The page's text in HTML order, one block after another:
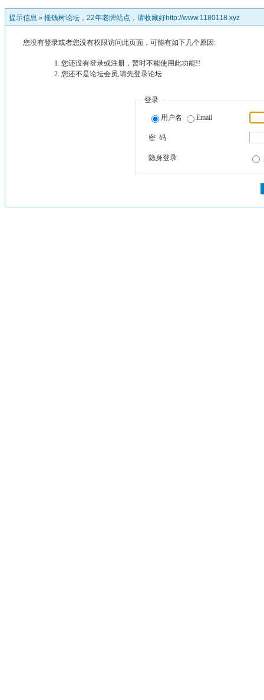
提示信息 » 摇钱树论坛，22年老牌站点，请收藏好http://www.1180118.xyz
您没有登录或者您没有权限访问此页面，可能有如下几个原因:
您还没有登录或注册，暂时不能使用此功能!!
您还不是论坛会员,请先登录论坛
登录
用户名 Email
密 码
隐身登录